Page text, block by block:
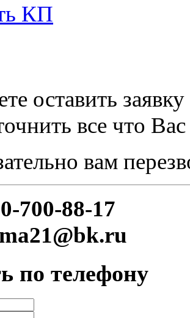
КП
оставить
все что Вас
вам
700-88-17
по телефону